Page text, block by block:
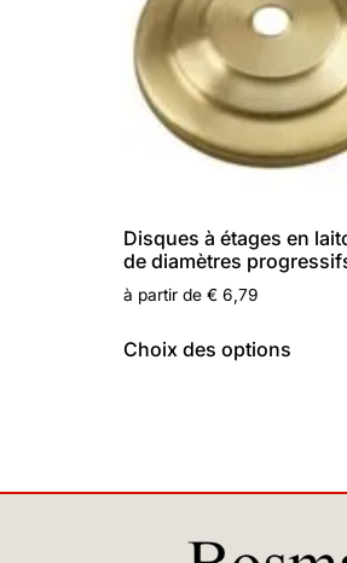
Disques à étages en
de diamètres
à partir de € 6,79
Choix des options